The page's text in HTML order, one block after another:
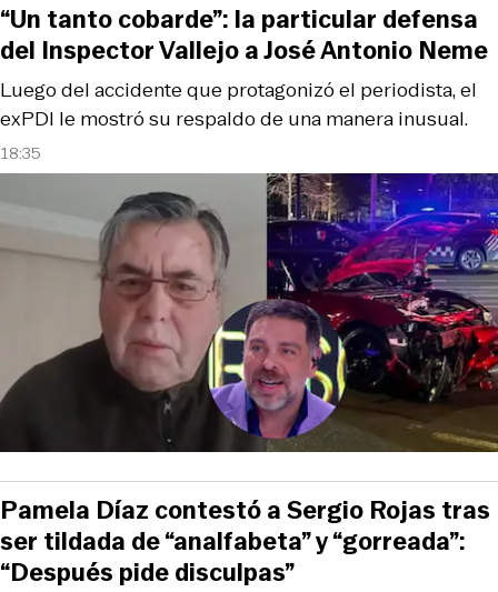
18:35
Luego del accidente que protagonizó el periodista, el
exPDI le mostró su respaldo de una manera inusual.
“Un tanto cobarde”: la particular defensa
del Inspector Vallejo a José Antonio Neme
Pamela Díaz contestó a Sergio Rojas tras
ser tildada de “analfabeta” y “gorreada”:
“Después pide disculpas”